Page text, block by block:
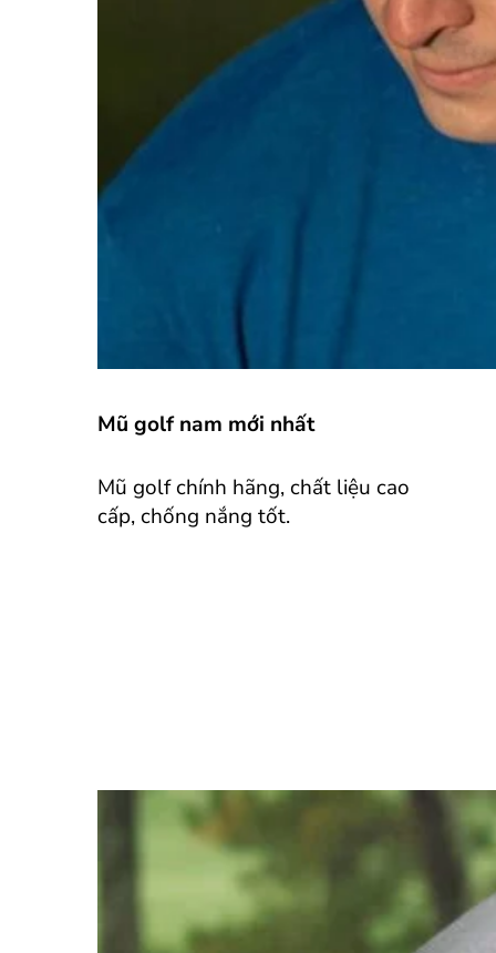
Mũ golf nam mới nhất
Mũ golf chính hãng, chất liệu cao
cấp, chống nắng tốt.